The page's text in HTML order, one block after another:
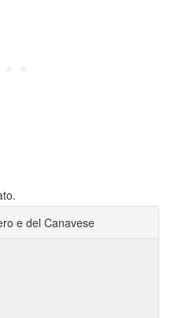
e del Canavese